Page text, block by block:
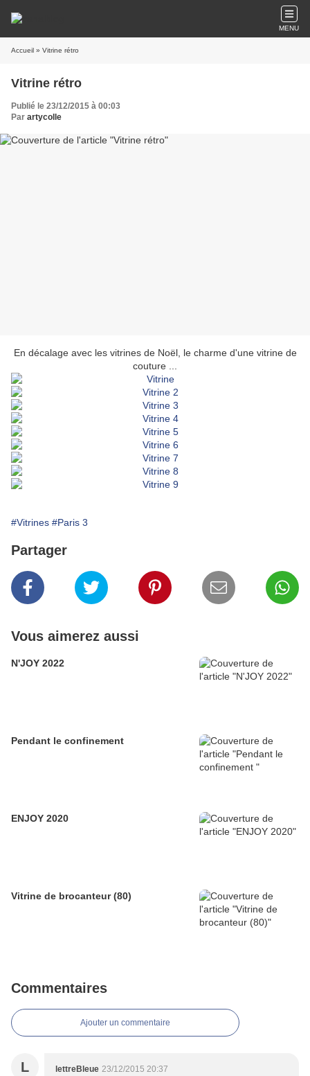
MENU
Accueil » Vitrine rétro
Vitrine rétro
Publié le 23/12/2015 à 00:03
Par artycolle
En décalage avec les vitrines de Noël, le charme d'une vitrine de
couture ...
#Vitrines #Paris 3
Partager
Vous aimerez aussi
N'JOY 2022
Pendant le confinement
ENJOY 2020
Vitrine de brocanteur (80)
Commentaires
Ajouter un commentaire
L lettreBleue 23/12/2015 20:37